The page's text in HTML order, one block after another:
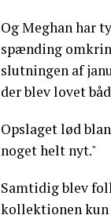
Og Meghan har
spænding
slutningen af
der blev lovet
Opslaget lød
noget helt nyt."
Samtidig blev
kollektionen